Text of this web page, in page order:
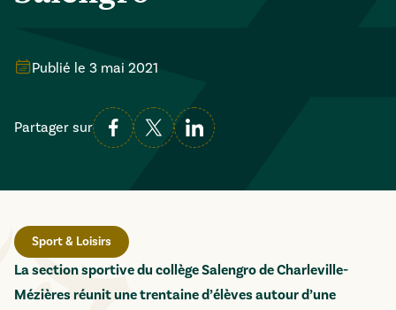
Publié le 3 mai 2021
Partager sur
Sport & Loisirs
La section sportive du collège Salengro de Charleville-
Mézières réunit une trentaine d’élèves autour d’une